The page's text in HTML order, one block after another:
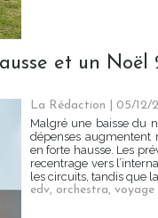
et un Noël
La Rédaction | 05/12/
Malgré une baisse du
dépenses
en forte hausse. Les
recentrage vers
les circuits, tandis que
edv, orchestra, voyage